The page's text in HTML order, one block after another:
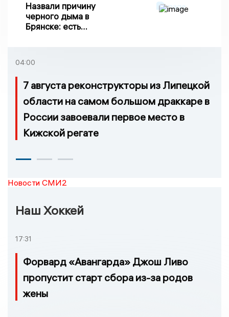
Назвали причину
черного дыма в
Брянске: есть
04:00
7 августа реконструкторы из Липецкой
области на самом большом драккаре в
России завоевали первое место в
Кижской регате
Новости СМИ2
Наш Хоккей
17:31
Форвард «Авангарда» Джош Ливо
пропустит старт сбора из-за родов
жены